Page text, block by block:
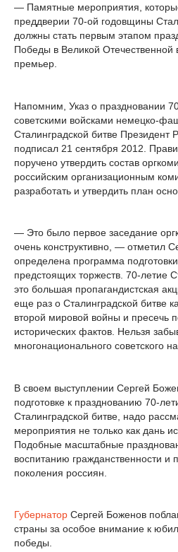
— Памятные мероприятия,
преддверии 70-ой годовщины
должны стать первым этапом
Победы в Великой
премьер.
Напомним, Указ о праздновании
советскими войсками немецко-
Сталинградской битве
подписал 21 сентября 2012.
поручено утвердить состав
российским организационным
разработать и утвердить план
— Это было первое заседание
очень конструктивно, — отметил
определена программа
предстоящих торжеств. 70-летие
это большая пропагандистская
еще раз о Сталинградской битве
второй мировой войны и пресечь
исторических фактов. Нельзя
многонационального советского
В своем выступлении Сергей
подготовке к празднованию 70-
Сталинградской битве, надо
мероприятия не только как дань
Подобные масштабные
воспитанию гражданственности и
поколения россиян.
Губернатор Сергей Боженов
страны за особое внимание к
победы.